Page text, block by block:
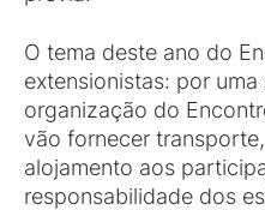
O tema deste ano do
extensionistas: por uma
organização do
vão fornecer
alojamento aos
responsabilidade dos